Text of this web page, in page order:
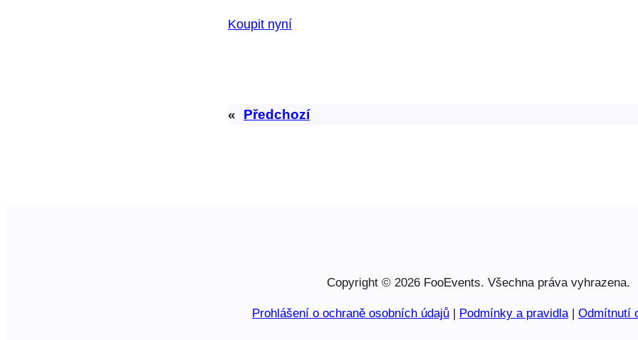
Koupit nyní
« Předchozí
Copyright © 2026 FooEvents. Všechna práva vyhrazena.
Prohlášení o ochraně osobních údajů | Podmínky a pravidla | Odmítnutí